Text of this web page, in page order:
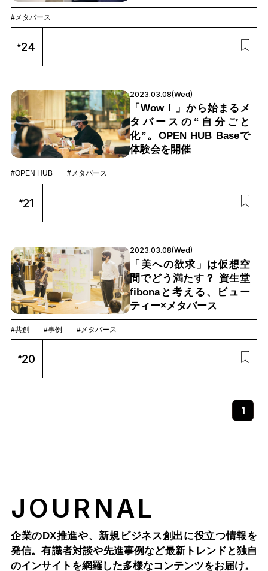
#メタバース
#24
2023.03.08(Wed)
「Wow！」から始まるメ
タバースの“自分ごと
化”。OPEN HUB Baseで
体験会を開催
#OPEN HUB #メタバース
#21
2023.03.08(Wed)
「美への欲求」は仮想空
間でどう満たす？ 資生堂
fibonaと考える、ビュー
ティー×メタバース
#共創 #事例 #メタバース
#20
1
JOURNAL
企業のDX推進や、新規ビジネス創出に役立つ情報を
発信。有識者対談や先進事例など最新トレンドと独自
のインサイトを網羅した多様なコンテンツをお届け。